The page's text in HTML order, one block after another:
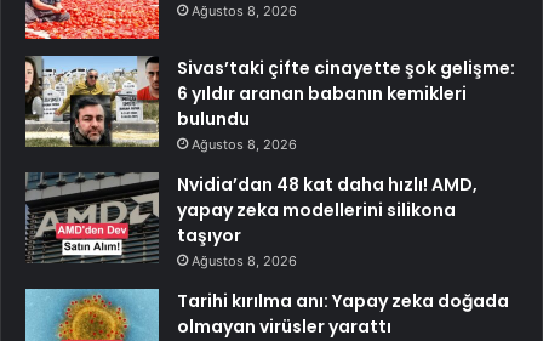
Ağustos 8, 2026
Sivas’taki çifte cinayette şok gelişme:
6 yıldır aranan babanın kemikleri
bulundu
Ağustos 8, 2026
Nvidia’dan 48 kat daha hızlı! AMD,
yapay zeka modellerini silikona
taşıyor
Ağustos 8, 2026
Tarihi kırılma anı: Yapay zeka doğada
olmayan virüsler yarattı